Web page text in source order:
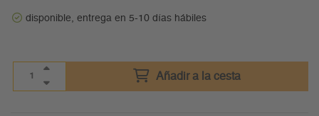
disponible, entrega en 5-10 días hábiles
Añadir a la cesta